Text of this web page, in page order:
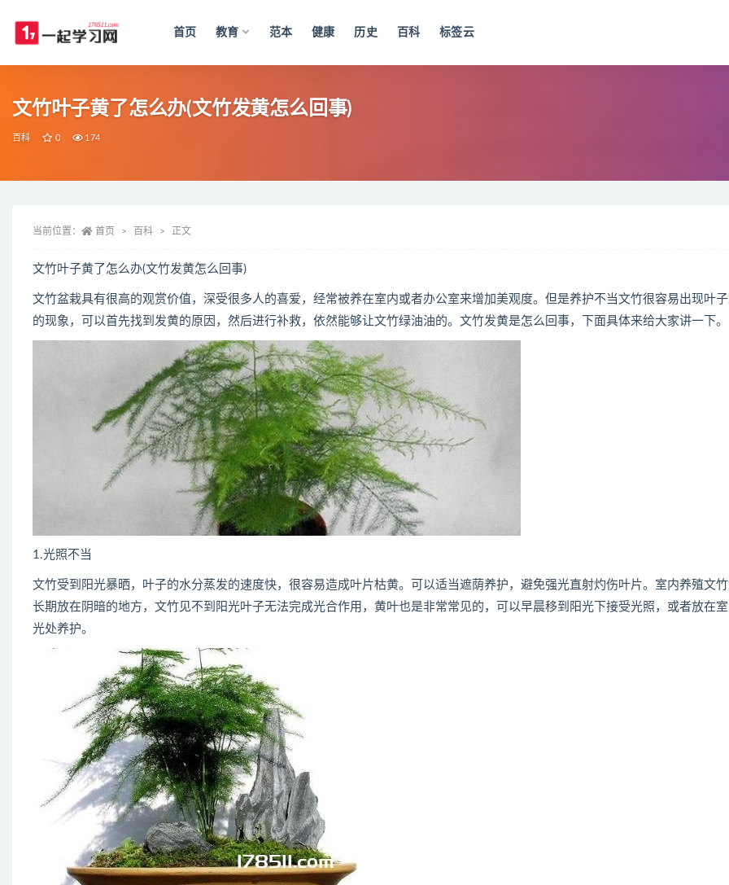
首页 教育 范本 健康 历史 百科 标签云
文竹叶子黄了怎么办(文竹发黄怎么回事)
百科 0 174
当前位置： 首页 百科 正文
文竹叶子黄了怎么办(文竹发黄怎么回事)
文竹盆栽具有很高的观赏价值，深受很多人的喜爱，经常被养在室内或者办公室来增加美观度。但是养护不当文竹很容易出现叶
的现象，可以首先找到发黄的原因，然后进行补救，依然能够让文竹绿油油的。文竹发黄是怎么回事，下面具体来给大家讲一下。
1.光照不当
文竹受到阳光暴晒，叶子的水分蒸发的速度快，很容易造成叶片枯黄。可以适当遮荫养护，避免强光直射灼伤叶片。室内养殖文
长期放在阴暗的地方，文竹见不到阳光叶子无法完成光合作用，黄叶也是非常常见的，可以早晨移到阳光下接受光照，或者放在
光处养护。